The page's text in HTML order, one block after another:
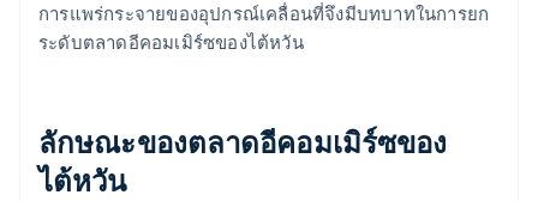
การแพร่กระจายของอุปกรณ์เคลื่อนที่จึงมีบทบาทในการยก
ระดับตลาดอีคอมเมิร์ซของไต้หวัน
ลักษณะของตลาดอีคอมเมิร์ซของ
ไต้หวัน